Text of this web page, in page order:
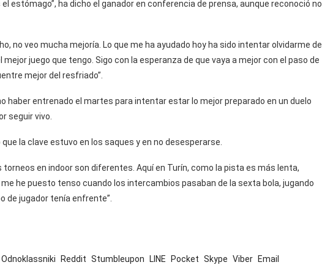
estómago”, ha dicho el ganador en conferencia de prensa, aunque reconoció no
no veo mucha mejoría. Lo que me ha ayudado hoy ha sido intentar olvidarme de
juego que tengo. Sigo con la esperanza de que vaya a mejor con el paso de
mejor del resfriado”.
haber entrenado el martes para intentar estar lo mejor preparado en un duelo
seguir vivo.
la clave estuvo en los saques y en no desesperarse.
torneos en indoor son diferentes. Aquí en Turín, como la pista es más lenta,
he puesto tenso cuando los intercambios pasaban de la sexta bola, jugando
de jugador tenía enfrente”.
Odnoklassniki Reddit Stumbleupon LINE Pocket Skype Viber Email